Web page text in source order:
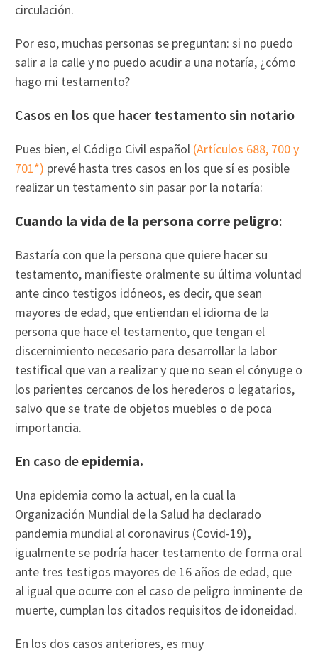
circulación.
Por eso, muchas personas se preguntan: si no puedo
salir a la calle y no puedo acudir a una notaría, ¿cómo
hago mi testamento?
Casos en los que hacer testamento sin notario
Pues bien, el Código Civil español (Artículos 688, 700 y
701*) prevé hasta tres casos en los que sí es posible
realizar un testamento sin pasar por la notaría:
Cuando la vida de la persona corre peligro:
Bastaría con que la persona que quiere hacer su
testamento, manifieste oralmente su última voluntad
ante cinco testigos idóneos, es decir, que sean
mayores de edad, que entiendan el idioma de la
persona que hace el testamento, que tengan el
discernimiento necesario para desarrollar la labor
testifical que van a realizar y que no sean el cónyuge o
los parientes cercanos de los herederos o legatarios,
salvo que se trate de objetos muebles o de poca
importancia.
En caso deepidemia.
Una epidemia como la actual, en la cual la
Organización Mundial de la Salud ha declarado
pandemia mundial al coronavirus (Covid-19),
igualmente se podría hacer testamento de forma oral
ante tres testigos mayores de 16 años de edad, que
al igual que ocurre con el caso de peligro inminente de
muerte, cumplan los citados requisitos de idoneidad.
En los dos casos anteriores, es muy